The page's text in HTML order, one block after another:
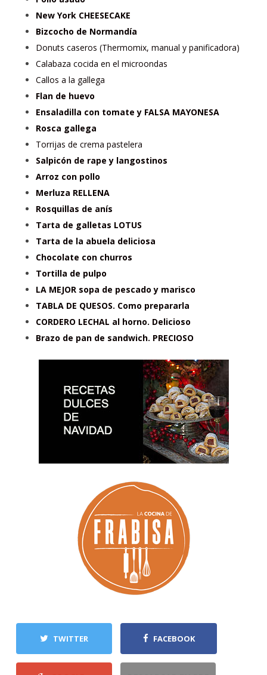
New York CHEESECAKE
Bizcocho de Normandía
Donuts caseros (Thermomix, manual y panificadora)
Calabaza cocida en el microondas
Callos a la gallega
Flan de huevo
Ensaladilla con tomate y FALSA MAYONESA
Rosca gallega
Torrijas de crema pastelera
Salpicón de rape y langostinos
Arroz con pollo
Merluza RELLENA
Rosquillas de anís
Tarta de galletas LOTUS
Tarta de la abuela deliciosa
Chocolate con churros
Tortilla de pulpo
LA MEJOR sopa de pescado y marisco
TABLA DE QUESOS. Como prepararla
CORDERO LECHAL al horno. Delicioso
Brazo de pan de sandwich. PRECIOSO
TWITTER FACEBOOK